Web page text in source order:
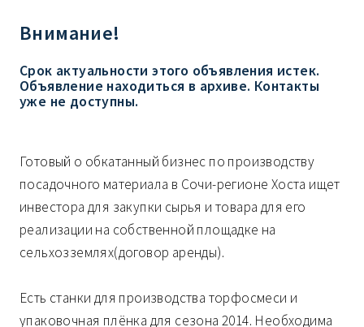
Внимание!
Срок актуальности этого объявления истек.
Объявление находиться в архиве. Контакты
уже не доступны.
Готовый о обкатанный бизнес по производству
посадочного материала в Сочи-регионе Хоста ищет
инвестора для закупки сырья и товара для его
реализации на собственной площадке на
сельхозземлях(договор аренды).
Есть станки для производства торфосмеси и
упаковочная плёнка для сезона 2014. Необходима